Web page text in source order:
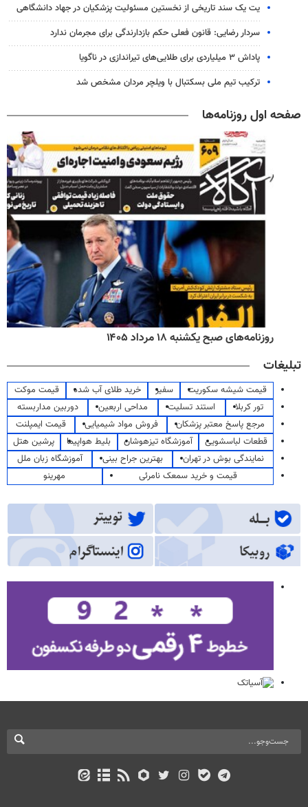
یت یک سند تاریخی از نخستین مسئولیت پزشکیان در جهاد دانشگاهی
سردار رضایی: قانون فعلی حکم بازدارندگی برای مجرمان ندارد
پاداش ۳ میلیاردی برای طلایی‌های تیراندازی در ناگویا
ترکیب تیم ملی بسکتبال با ویلچر مردان مشخص شد
صفحه اول روزنامه‌ها
روزنامه‌های صبح یکشنبه ۱۸ مرداد ۱۴۰۵
تبلیغات
قیمت شیشه سکوریت سفیر خرید طلای آب شده
قیمت موکت
تور کربلا
استند تسلیت مداحی اربعین
دوربین مداربسته
مرجع پاسخ معتبر پزشکان
فروش مواد شیمیایی
قیمت ایمپلنت
قطعات لباسشویی
آموزشگاه تیزهوشان بلیط هواپیما
پرشین هتل
نمایندگی بوش در تهران
بهترین جراح بینی
آموزشگاه زبان ملل
قیمت و خرید سمعک نامرئی
مهرینو